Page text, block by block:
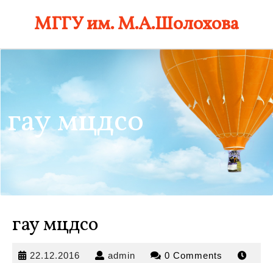
МГГУ им. М.А.Шолохова
гау мцдсо
гау мцдсо
22.12.2016 22.12.2016
admin admin 0 Comments